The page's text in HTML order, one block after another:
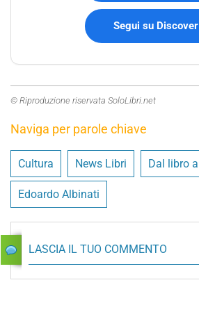
Segui su Discover
© Riproduzione riservata SoloLibri.net
Naviga per parole chiave
Cultura News Libri Dal libro
Edoardo Albinati
LASCIA IL TUO COMMENTO